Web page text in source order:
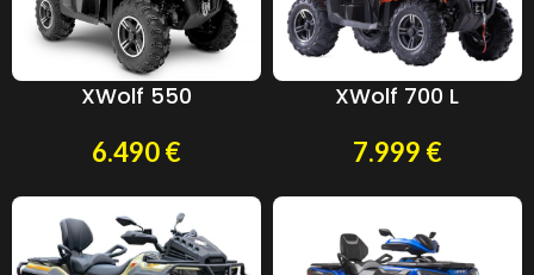
XWolf 550
6.490€
XWolf 700 L
7.999 €